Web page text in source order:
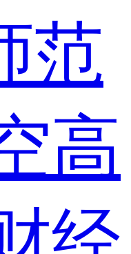
范
高